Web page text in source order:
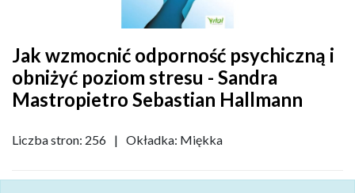
Jak wzmocnić odporność psychiczną i
obniżyć poziom stresu - Sandra
Mastropietro Sebastian Hallmann
Liczba stron: 256 | Okładka: Miękka